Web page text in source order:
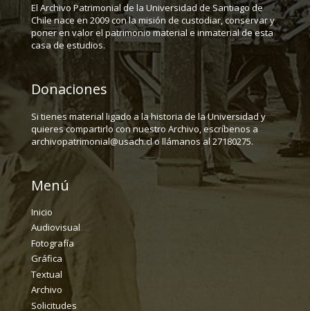
El Archivo Patrimonial de la Universidad de Santiago de
Chile nace en 2009 con la misión de custodiar, conservar y
poner en valor el patrimonio material e inmaterial de esta
casa de estudios.
Donaciones
Si tienes material ligado a la historia de la Universidad y
quieres compartirlo con nuestro Archivo, escríbenos a
archivopatrimonial@usach.cl o llámanos al 27180275.
Menú
Inicio
Audiovisual
Fotografía
Gráfica
Textual
Archivo
Solicitudes